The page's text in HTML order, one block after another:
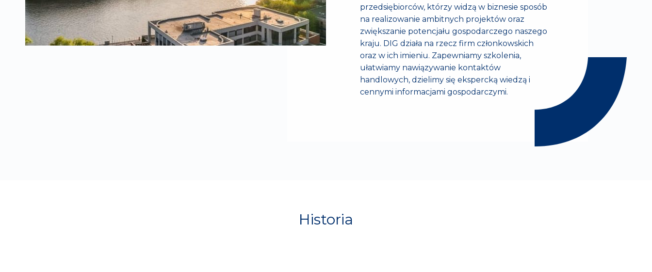
przedsiębiorców, którzy widzą w biznesie sposób
na realizowanie ambitnych projektów oraz
zwiększanie potencjału gospodarczego naszego
kraju. DIG działa na rzecz firm członkowskich
oraz w ich imieniu. Zapewniamy szkolenia,
ułatwiamy nawiązywanie kontaktów
handlowych, dzielimy się ekspercką wiedzą i
cennymi informacjami gospodarczymi.
Historia